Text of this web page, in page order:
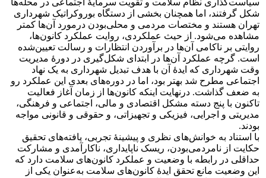
سیاست‌گذاری نظام سلامت و تقویت سرمایۀ اجتماعی در محله‌ها
شکل گرفتند، اما همچنان بخشی از دستگاه بوروکراتیک شهرداری
تهران هستند و مختصات مردمی و محلی‌بودن درمورد آن‌ها کمتر
مشاهده می‌شود. از حیث عملکردی، روایت عملکرد کانون‌ها،
روایتی بر ناکامی آن‌ها در برآوردن انتظارات و رسالت تعیین‌شده
است. گرچه عملکرد آن‌ها در ابتدای شکل‌گیری در دورۀ مدیریت
وقت شهرداری که ایدۀ آن با هدف تبدیل شهرداری به یک نهاد
اجتماعی مطرح شد بهتر بود، اما در دوره‌های بعدی این عملکرد رو
به ضعف گذاشت. درنهایت اینکه کانون‌ها از زمان آغاز فعالیت
تاکنون با پنج دسته مشکل اقتصادی و مالی، اجتماعی و فرهنگی،
مدیریتی و اجرایی، فیزیکی و تجهیزاتی، و حقوقی و قانونی مواجه
بودند.
با استناد به خوانش‌های نظری و پیشینۀ تجربی، یافته‌های تحقیق
حکایت از نامردمی‌بودن، ریسک ناپایداری، ناکارآمدی و مشارکت
حداقلی در رابطه با وضعیت و عملکرد کانون‌های سلامت دارد که
این وضعیت مانع تحقق ایدۀ کانون‌های سلامت به‌عنوان یکی از